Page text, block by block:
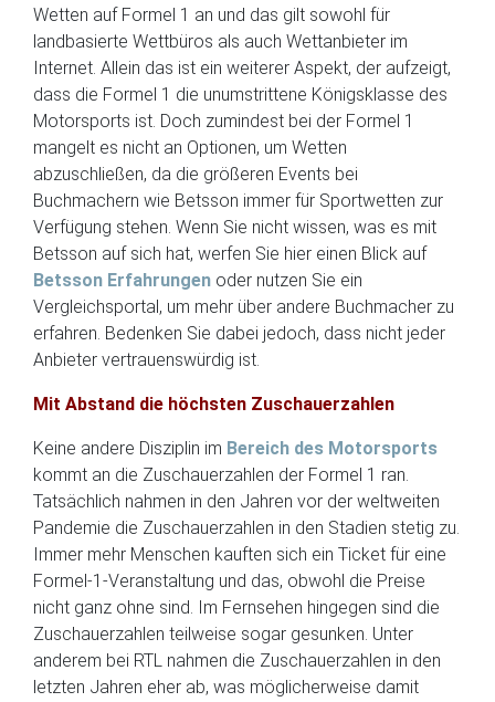
Wetten auf Formel 1 an und das gilt sowohl für
landbasierte Wettbüros als auch Wettanbieter im
Internet. Allein das ist ein weiterer Aspekt, der aufzeigt,
dass die Formel 1 die unumstrittene Königsklasse des
Motorsports ist. Doch zumindest bei der Formel 1
mangelt es nicht an Optionen, um Wetten
abzuschließen, da die größeren Events bei
Buchmachern wie Betsson immer für Sportwetten zur
Verfügung stehen. Wenn Sie nicht wissen, was es mit
Betsson auf sich hat, werfen Sie hier einen Blick auf
Betsson Erfahrungen oder nutzen Sie ein
Vergleichsportal, um mehr über andere Buchmacher zu
erfahren. Bedenken Sie dabei jedoch, dass nicht jeder
Anbieter vertrauenswürdig ist.
Mit Abstand die höchsten Zuschauerzahlen
Keine andere Disziplin im Bereich des Motorsports
kommt an die Zuschauerzahlen der Formel 1 ran.
Tatsächlich nahmen in den Jahren vor der weltweiten
Pandemie die Zuschauerzahlen in den Stadien stetig zu.
Immer mehr Menschen kauften sich ein Ticket für eine
Formel-1-Veranstaltung und das, obwohl die Preise
nicht ganz ohne sind. Im Fernsehen hingegen sind die
Zuschauerzahlen teilweise sogar gesunken. Unter
anderem bei RTL nahmen die Zuschauerzahlen in den
letzten Jahren eher ab, was möglicherweise damit